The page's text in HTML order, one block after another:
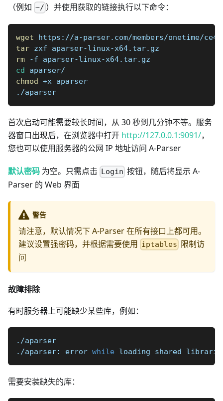
（例如 ~/ ）并使用获取的链接执行以下命令：
wget https://a-parser.com/members/onetime/
tar zxf aparser-linux-x64.tar.gz
rm -f aparser-linux-x64.tar.gz
cd aparser/
chmod +x aparser
./aparser
首次启动可能需要较长时间，从 30 秒到几分钟不等。服务
器窗口出现后，在浏览器中打开 http://127.0.0.1:9091/，
您也可以使用服务器的公网 IP 地址访问 A-Parser
默认密码 为空。只需点击 Login 按钮，随后将显示 A-
Parser 的 Web 界面
警告
请注意，默认情况下 A-Parser 在所有接口上都可用。
建议设置强密码，并根据需要使用 iptables 限制访
问
故障排除
有时服务器上可能缺少某些库，例如：
./aparser
./aparser: error while loading shared
需要安装缺失的库：